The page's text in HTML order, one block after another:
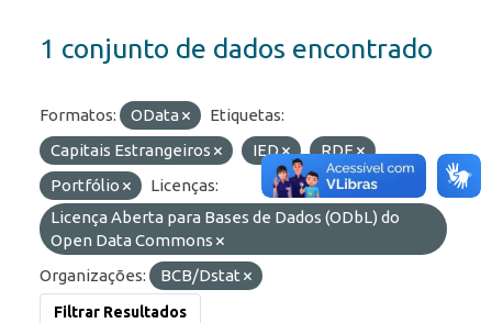
1 conjunto de dados encontrado
Formatos: OData
Etiquetas:
Capitais Estrangeiros
IED
RDE
Portfólio
Licenças:
Licença Aberta para Bases de Dados (ODbL) do
Open Data Commons
Organizações:
BCB/Dstat
Filtrar Resultados